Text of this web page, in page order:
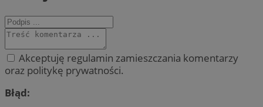
Akceptuję regulamin zamieszczania komentarzy
oraz politykę prywatności.
Błąd: